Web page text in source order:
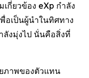
เกี่ยวข้อง eXp กำลัง
อเป็นผู้นำในทิศทาง
งมุ่งไป นั่นคือสิ่งที่
ภาพของตัวแทน